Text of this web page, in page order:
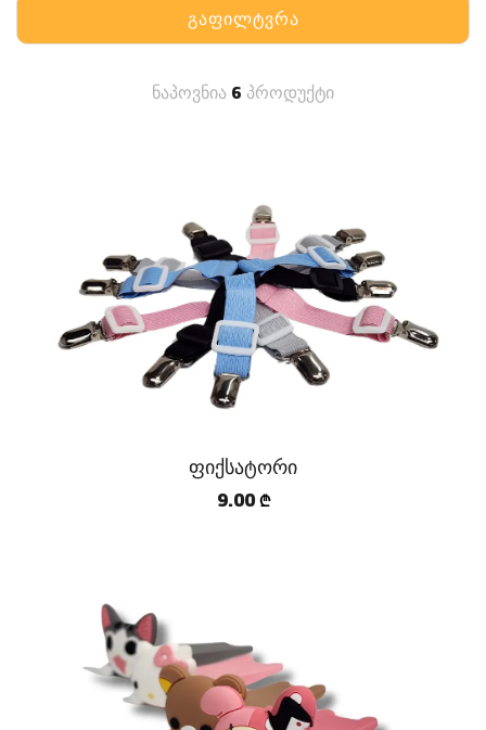
გაფილტვრა
ნაპოვნია6 პროდუქტი
ფიქსატორი
9.00 ₾